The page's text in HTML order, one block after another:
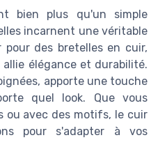
bien plus qu'un simple
incarnent une véritable
des bretelles en cuir,
élégance et durabilité.
apporte une touche
quel look. Que vous
ou avec des motifs, le cuir
pour s'adapter à vos